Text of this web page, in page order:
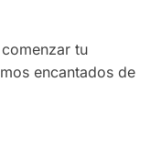
tu
encantados de